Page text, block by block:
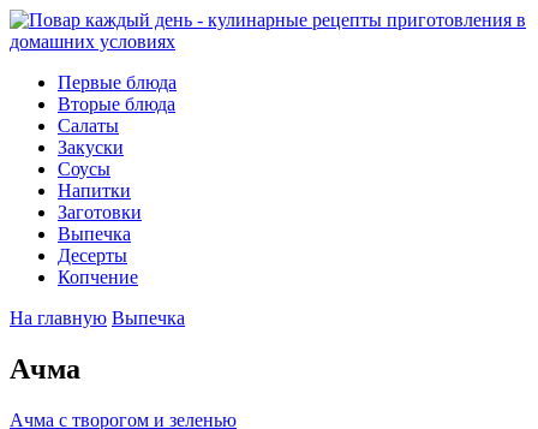
Первые блюда
Вторые блюда
Салаты
Закуски
Соусы
Напитки
Заготовки
Выпечка
Десерты
Копчение
На главную Выпечка
Ачма
Ачма с творогом и зеленью